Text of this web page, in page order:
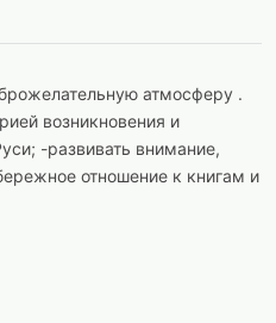
атмосферу .
возникновения и
-развивать внимание,
отношение к книгам и